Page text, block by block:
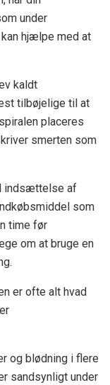
under
hjælpe med at
kaldt
tilbøjelige til at
placeres
smerten som
indsættelse af
som
time før
om at bruge en
er ofte alt hvad
og blødning i flere
sandsynligt under